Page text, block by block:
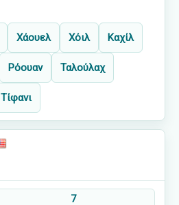
Χάουελ Χόιλ Καχίλ
Ρόουαν Ταλούλαχ
Τίφανι
7